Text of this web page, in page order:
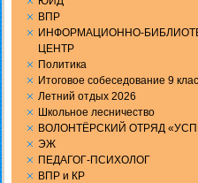
ВПР
ИНФОРМАЦИОННО-
ЦЕНТР
Политика
Итоговое собеседование 9
Летний отдых 2026
Школьное лесничество
ВОЛОНТЁРСКИЙ ОТРЯД
ЭЖ
ПЕДАГОГ-ПСИХОЛОГ
ВПР и КР